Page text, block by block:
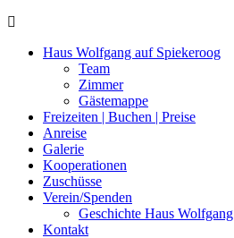
Haus Wolfgang auf Spiekeroog
Team
Zimmer
Gästemappe
Freizeiten | Buchen | Preise
Anreise
Galerie
Kooperationen
Zuschüsse
Verein/Spenden
Geschichte Haus Wolfgang
Kontakt